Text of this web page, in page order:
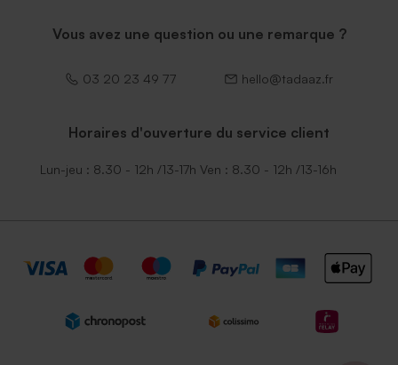
Vous avez une question ou une remarque ?
03 20 23 49 77 hello@tadaaz.fr
Horaires d'ouverture du service client
Lun-jeu : 8.30 - 12h /13-17h Ven : 8.30 - 12h /13-16h